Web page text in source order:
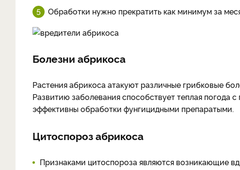
Обработки нужно прекратить как минимум за
Болезни абрикоса
Растения абрикоса атакуют различные грибковые
Развитию заболевания способствует теплая
эффективны обработки фунгицидными препаратыми.
Цитоспороз абрикоса
Признаками цитоспороза являются возникающие